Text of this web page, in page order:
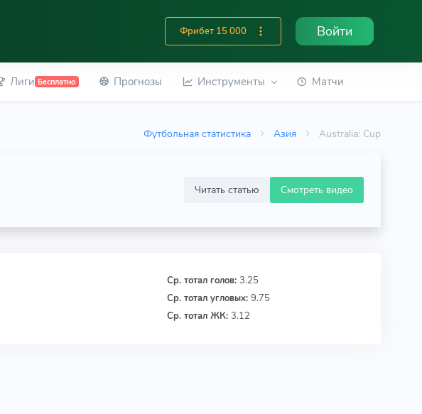
Фрибет 15 000 Войти
Лиги Бесплатно Прогнозы Инструменты Матчи
Футбольная статистика Азия Australia: Cup
Читать статью Смотреть видео
Ср. тотал голов:3.25
Ср. тотал угловых:9.75
Ср. тотал ЖК:3.12